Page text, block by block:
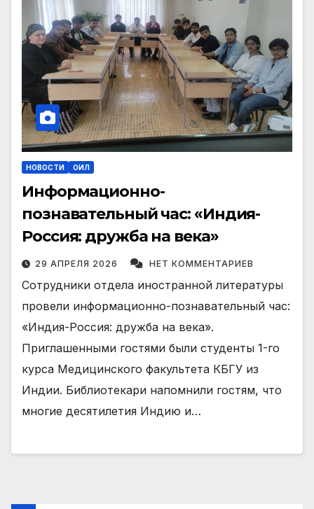
НОВОСТИ ОИЛ
Информационно-
познавательный час: «Индия-
Россия: дружба на века»
29 АПРЕЛЯ 2026 НЕТ КОММЕНТАРИЕВ
Сотрудники отдела иностранной литературы
провели информационно-познавательный час:
«Индия-Россия: дружба на века».
Приглашенными гостями были студенты 1-го
курса Медицинского факультета КБГУ из
Индии. Библиотекари напомнили гостям, что
многие десятилетия Индию и…